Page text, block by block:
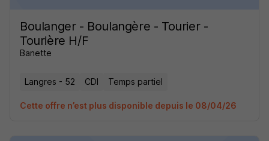
Boulanger - Boulangère - Tourier -
Tourière H/F
Banette
Langres - 52 CDI Temps partiel
Cette offre n’est plus disponible depuis le 08/04/26